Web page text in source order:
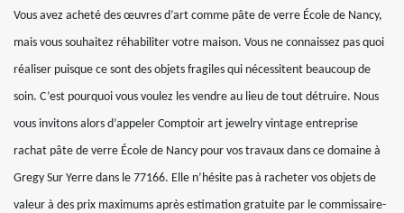
Vous avez acheté des œuvres d’art comme pâte de verre École de Nancy,
mais vous souhaitez réhabiliter votre maison. Vous ne connaissez pas quoi
réaliser puisque ce sont des objets fragiles qui nécessitent beaucoup de
soin. C’est pourquoi vous voulez les vendre au lieu de tout détruire. Nous
vous invitons alors d’appeler Comptoir art jewelry vintage entreprise
rachat pâte de verre École de Nancy pour vos travaux dans ce domaine à
Gregy Sur Yerre dans le 77166. Elle n’hésite pas à racheter vos objets de
valeur à des prix maximums après estimation gratuite par le commissaire-